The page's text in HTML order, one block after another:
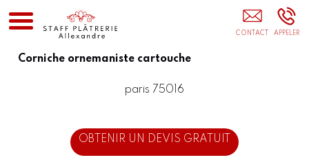
Staffeur Ornemaniste JOUY-LE-MOUTIER
Corniche ornemaniste cartouche
paris 75016
OBTENIR UN DEVIS GRATUIT